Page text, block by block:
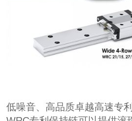
低噪音、高品质卓越高速专